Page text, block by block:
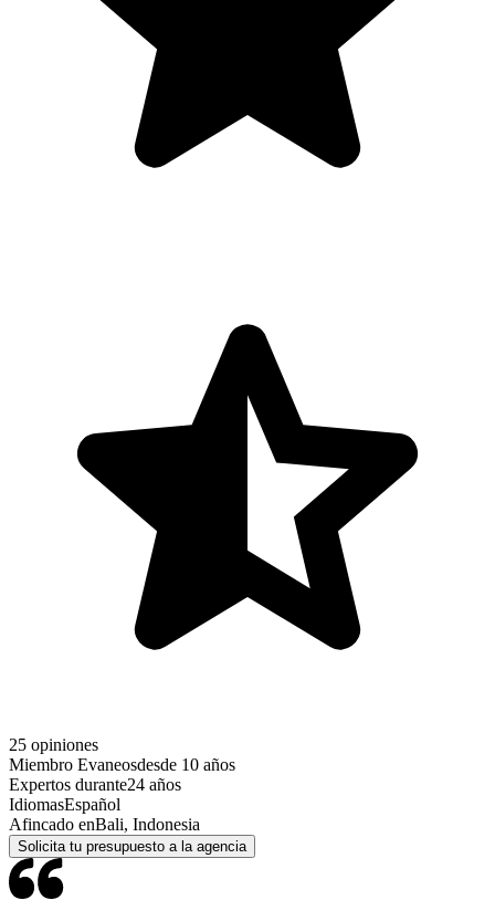
25 opiniones
Miembro Evaneosdesde 10 años
Expertos durante24 años
IdiomasEspañol
Afincado enBali, Indonesia
Solicita tu presupuesto a la agencia